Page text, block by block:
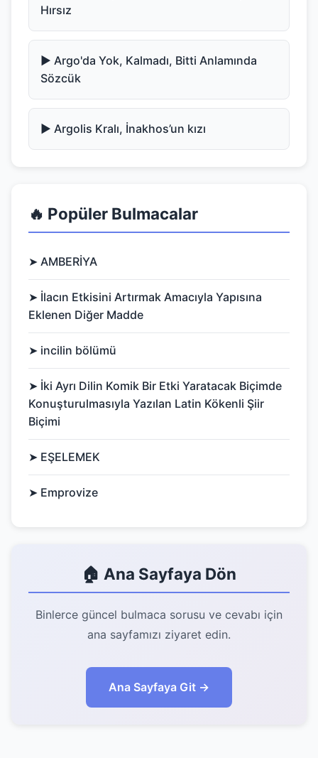
Hırsız
▶️ Argo'da Yok, Kalmadı, Bitti Anlamında
Sözcük
▶️ Argolis Kralı, İnakhos’un kızı
🔥 Popüler Bulmacalar
➤ AMBERİYA
➤ İlacın Etkisini Artırmak Amacıyla Yapısına
Eklenen Diğer Madde
➤ incilin bölümü
➤ İki Ayrı Dilin Komik Bir Etki Yaratacak Biçimde
Konuşturulmasıyla Yazılan Latin Kökenli Şiir
Biçimi
➤ EŞELEMEK
➤ Emprovize
🏠 Ana Sayfaya Dön
Binlerce güncel bulmaca sorusu ve cevabı için
ana sayfamızı ziyaret edin.
Ana Sayfaya Git →